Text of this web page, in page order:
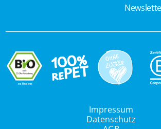
Impressum
Datenschutz